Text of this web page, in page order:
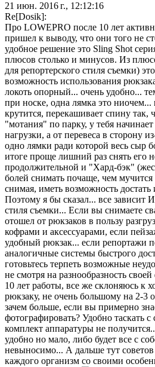
21 июн. 2016 г., 12:12:16
Re[Dosik]:
Про LOWEPRO после 10 лет
пришел к выводу, что они того не
удобное решение это Sling Shot
плюсов столько и минусов. Из
для репортерского стиля съемки)
возможность использования
локоть опорный... очень удобно...
при носке, одна лямка это ниочем...
крутится, перекашивает спину так,
"мотания" по парку, у тебя
нагрузки, а от перевеса в сторону
одно лямки ради которой весь
итоге проще лишний раз снять его
продолжительной и "Хард-бэк"
болей снимать почаще, чем мучится
снимая, иметь возможность
Поэтому я бы сказал... все
стиля съемки... Если вы снимаете
отошел от рюкзаков в пользу
кофрами и аксессуарами, если
удобный рюкзак... если репортажи
аналогичные системы быстрого
готовьтесь терпеть возможные
не смотря на разнообразность
10 лет работы, все же склоняюсь к
рюкзаку, не очень большому на 2-3
зачем больше, если вы примерно
фотографировать? Удобно таскать
комплект аппаратуры не
удобно но мало, либо будет все с
невыносимо... А дальше тут
каждого организм со своими